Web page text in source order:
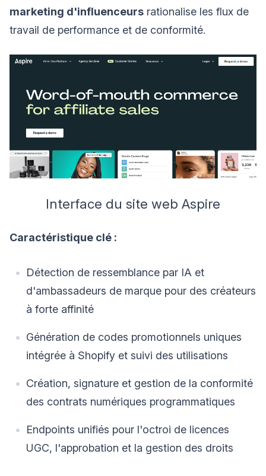
marketing d'influenceurs rationalise les flux de
travail de performance et de conformité.
Interface du site web Aspire
Caractéristique clé :
Détection de ressemblance par IA et
d'ambassadeurs de marque pour des créateurs
à forte affinité
Génération de codes promotionnels uniques
intégrée à Shopify et suivi des utilisations
Création, signature et gestion de la conformité
des contrats numériques programmatiques
Endpoints unifiés pour l'octroi de licences
UGC, l'approbation et la gestion des droits